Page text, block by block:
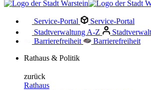
Service-Portal
Service-Portal
Stadtverwaltung A-Z
Barrierefreiheit
Barrierefreiheit
Rathaus & Politik
zurück
Rathaus